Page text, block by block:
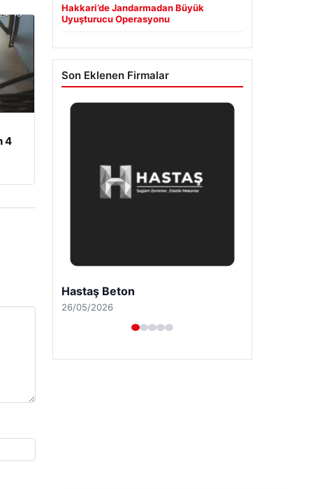
4
Hakkari’de Jandarmadan Büyük
Uyuşturucu Operasyonu
Son Eklenen Firmalar
Prenses Night Club
29/04/2026